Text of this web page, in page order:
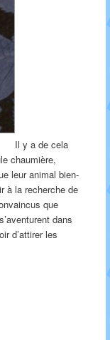
Il y a de cela
chaumière,
leur animal bien-
à la recherche de
que
dans
d’attirer les